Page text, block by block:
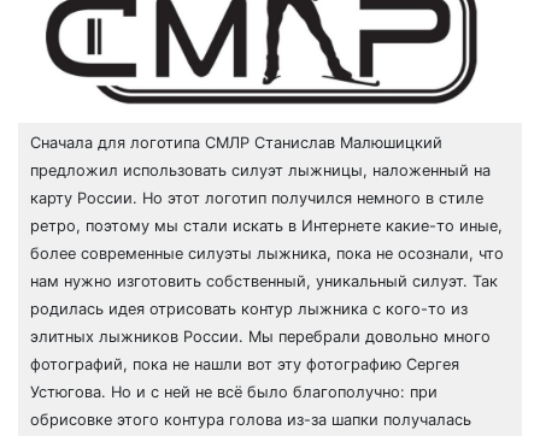
Сначала для логотипа СМЛР Станислав Малюшицкий
предложил использовать силуэт лыжницы, наложенный на
карту России. Но этот логотип получился немного в стиле
ретро, поэтому мы стали искать в Интернете какие-то иные,
более современные силуэты лыжника, пока не осознали, что
нам нужно изготовить собственный, уникальный силуэт. Так
родилась идея отрисовать контур лыжника с кого-то из
элитных лыжников России. Мы перебрали довольно много
фотографий, пока не нашли вот эту фотографию Сергея
Устюгова. Но и с ней не всё было благополучно: при
обрисовке этого контура голова из-за шапки получалась